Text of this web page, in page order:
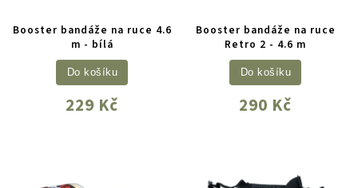
Booster bandáže na ruce 4.6
m - bílá
229 Kč
Do košíku
Booster bandáže na ruce
Retro 2 - 4.6 m
290 Kč
Do košíku